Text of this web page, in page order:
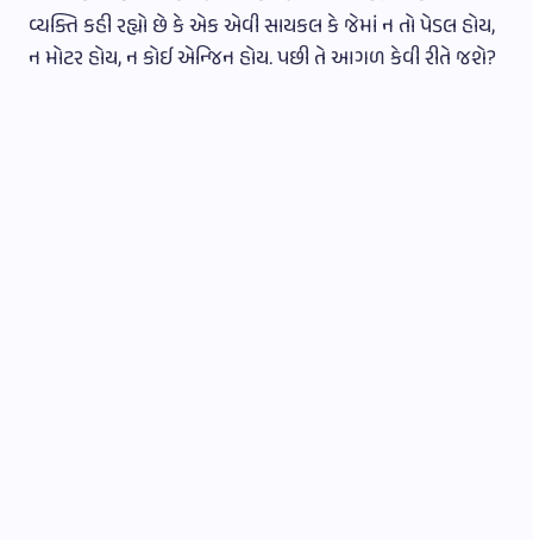
વ્યક્તિ કહી રહ્યો છે કે એક એવી સાયકલ કે જેમાં ન તો પેડલ હોય,
ન મોટર હોય, ન કોઈ એન્જિન હોય. પછી તે આગળ કેવી રીતે જશે?